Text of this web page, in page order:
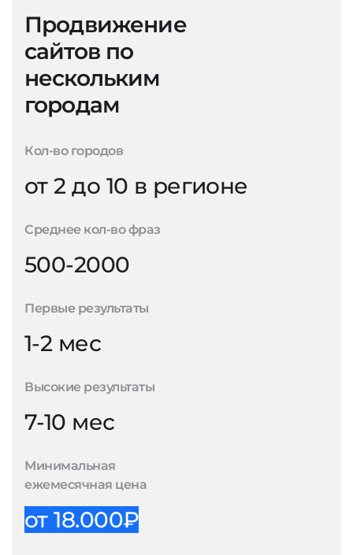
Продвижение
сайтов по
нескольким
городам
Кол-во городов
от 2 до 10 в регионе
Среднее кол-во фраз
500-2000
Первые результаты
1-2 мес
Высокие результаты
7-10 мес
Минимальная
ежемесячная цена
от 18.000₽